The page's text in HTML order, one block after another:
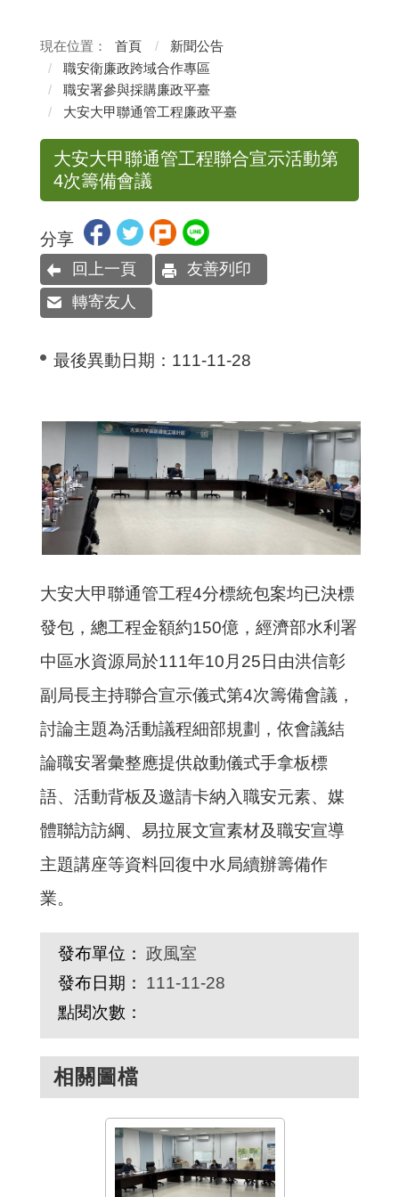
首頁
新聞公告
職安衛廉政跨域合作專區
職安署參與採購廉政平臺
大安大甲聯通管工程廉政平臺
大安大甲聯通管工程聯合宣示活動第
4次籌備會議
分享
回上一頁
友善列印
轉寄友人
最後異動日期： 111-11-28
大安大甲聯通管工程4分標統包案均已決標
發包，總工程金額約150億，經濟部水利署
中區水資源局於111年10月25日由洪信彰
副局長主持聯合宣示儀式第4次籌備會議，
討論主題為活動議程細部規劃，依會議結
論職安署彙整應提供啟動儀式手拿板標
語、活動背板及邀請卡納入職安元素、媒
體聯訪訪綱、易拉展文宣素材及職安宣導
主題講座等資料回復中水局續辦籌備作
業。
發布單位： 政風室
發布日期：
111-11-28
點閱次數：
相關圖檔